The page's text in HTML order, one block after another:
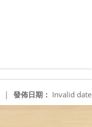
發佈日期： Invalid date
|